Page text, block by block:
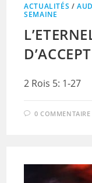
ACTUALITÉS /
SEMAINE
2 Rois 5: 1-27
0 COMMENTAIRE